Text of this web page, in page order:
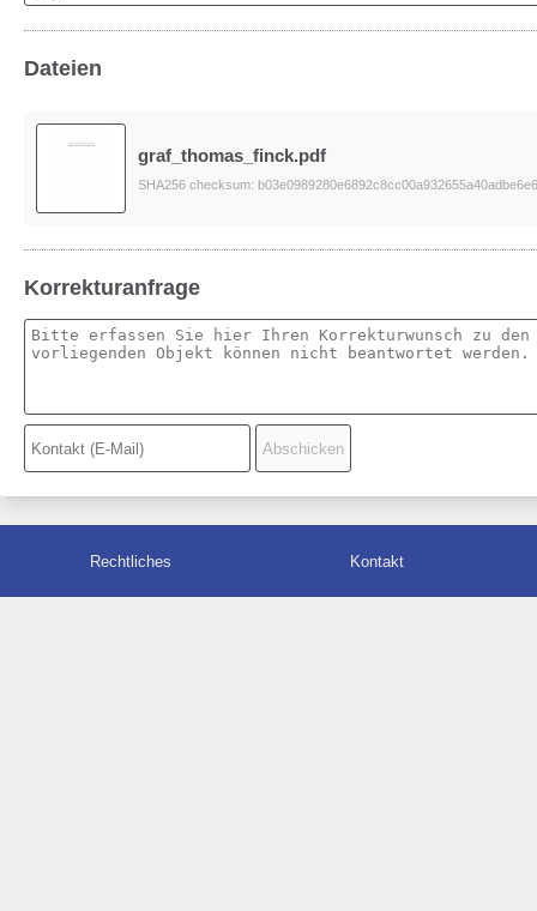
Dateien
graf_thomas_finck.pdf
SHA256 checksum:
Korrekturanfrage
Rechtliches Kontakt